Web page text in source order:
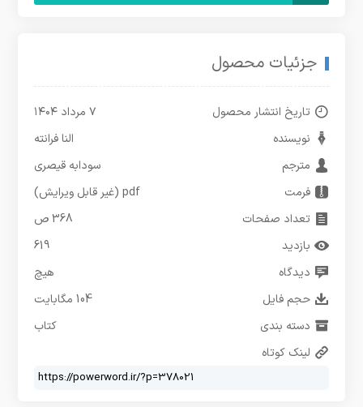
جزئیات محصول
تاریخ انتشار محصول
۷ مرداد ۱۴۰۴
نویسنده
النا فرانته
مترجم
سودابه قیصری
فرمت
pdf (غیر قابل ویرایش)
تعداد صفحات
368 ص
بازدید
619
دیدگاه
هیچ
حجم فایل
104 مگابایت
دسته بندی
کتاب
لینک کوتاه